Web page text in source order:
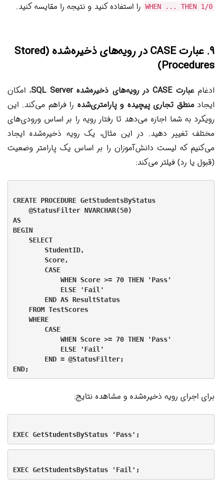
WHEN ... THEN 1/0 را استفاده کنید و نتیجه را مقایسه کنید.
۹. عبارت CASE در رویه‌های ذخیره‌شده (Stored
Procedures)
ادغامعبارت CASE در رویه‌های ذخیره‌شده SQL Server
، امکان
ایجادمنطق تجاری پیچیده و پارامتری‌شده را فراهم می‌کند. این
رویکرد به شما اجازه می‌دهد تا رفتار رویه را بر اساس ورودی‌های
مختلف تغییر دهید. در این مثال، یک رویه ذخیره‌شده ایجاد
می‌کنیم که لیست دانش‌آموزان را بر اساس یک پارامتر وضعیت
(قبول یا رد) فیلتر می‌کند:
CREATE PROCEDURE GetStudentsByStatus
    @StatusFilter NVARCHAR(50)
AS
BEGIN
    SELECT
        StudentID,
        Score,
        CASE
            WHEN Score >= 70 THEN 'Pass'
            ELSE 'Fail'
        END AS ResultStatus
    FROM TestScores
    WHERE
        CASE
            WHEN Score >= 70 THEN 'Pass'
            ELSE 'Fail'
        END = @StatusFilter;
برای اجرای رویه ذخیره‌شده و مشاهده نتایج: